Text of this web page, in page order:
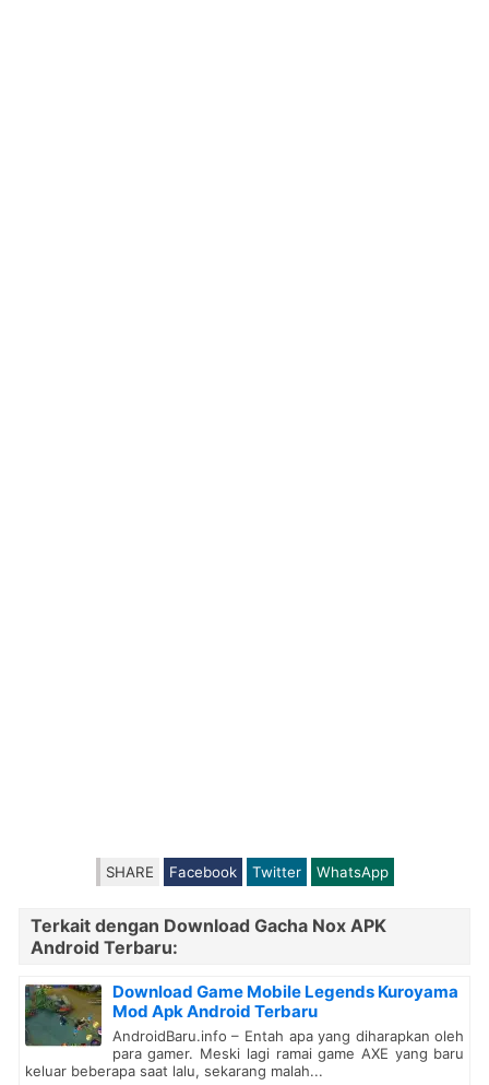
SHARE Facebook Twitter WhatsApp
Terkait dengan Download Gacha Nox APK
Android Terbaru:
Download Game Mobile Legends Kuroyama
Mod Apk Android Terbaru
AndroidBaru.info – Entah apa yang diharapkan oleh
para gamer. Meski lagi ramai game AXE yang baru
keluar beberapa saat lalu, sekarang malah...